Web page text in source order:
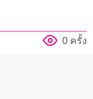
0 ครั้ง